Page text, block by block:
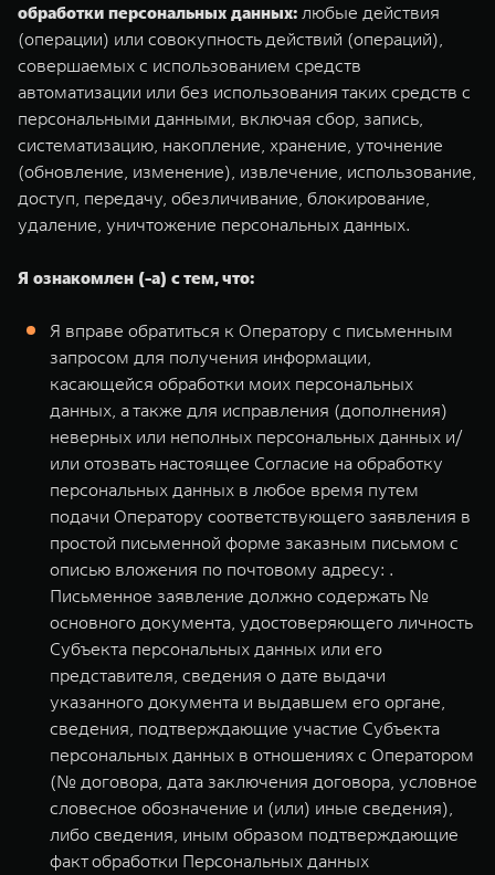
обработки персональных данных: любые действия
(операции) или совокупность действий (операций),
совершаемых с использованием средств
автоматизации или без использования таких средств с
персональными данными, включая сбор, запись,
систематизацию, накопление, хранение, уточнение
(обновление, изменение), извлечение, использование,
доступ, передачу, обезличивание, блокирование,
удаление, уничтожение персональных данных.
Я ознакомлен (-а) с тем, что:
Я вправе обратиться к Оператору с письменным
запросом для получения информации,
касающейся обработки моих персональных
данных, а также для исправления (дополнения)
неверных или неполных персональных данных и/
или отозвать настоящее Согласие на обработку
персональных данных в любое время путем
подачи Оператору соответствующего заявления в
простой письменной форме заказным письмом с
описью вложения по почтовому адресу: .
Письменное заявление должно содержать №
основного документа, удостоверяющего личность
Субъекта персональных данных или его
представителя, сведения о дате выдачи
указанного документа и выдавшем его органе,
сведения, подтверждающие участие Субъекта
персональных данных в отношениях с Оператором
(№ договора, дата заключения договора, условное
словесное обозначение и (или) иные сведения),
либо сведения, иным образом подтверждающие
факт обработки Персональных данных